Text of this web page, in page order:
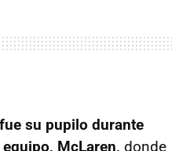
su pupilo durante
McLaren, donde